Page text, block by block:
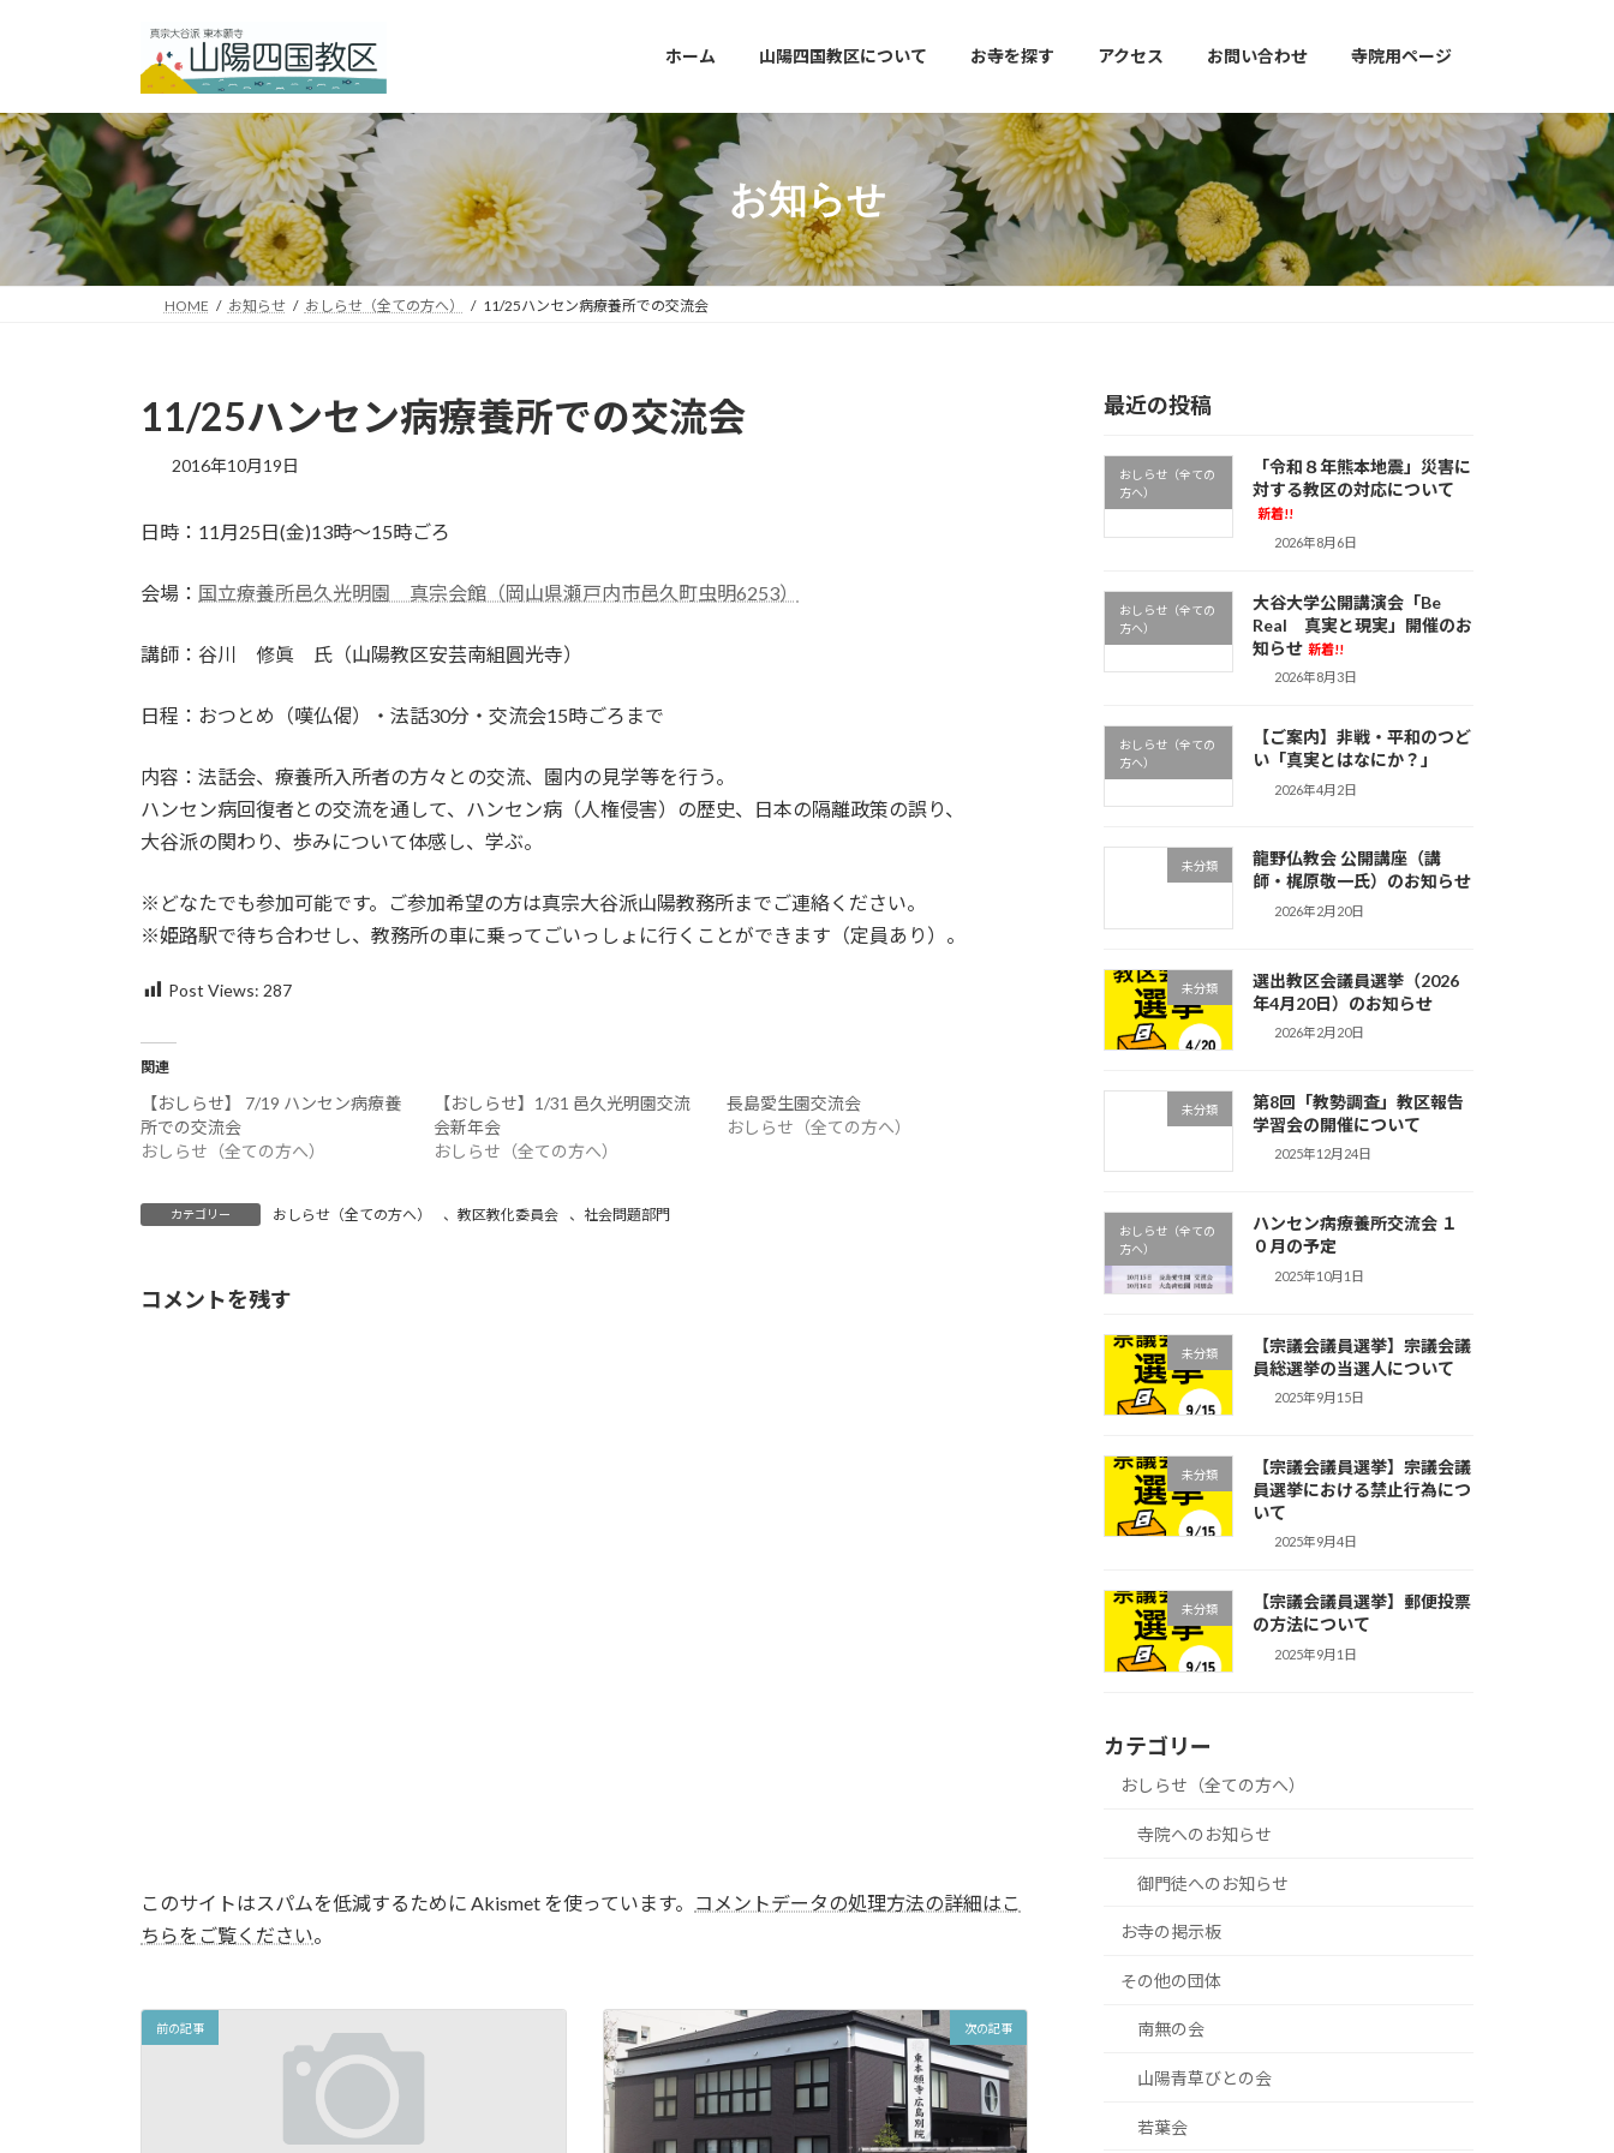
ツ
へ
シ
ョ
ホーム 山陽四国教区について お寺を探す アクセス お問い合わせ 寺院用ページ
お知らせ
HOME お知らせ おしらせ（全ての方へ） 11/25ハンセン病療養所での交流会
11/25ハンセン病療養所での交流会
2016年10月19日
日時：11月25日(金)13時～15時ごろ
会場： 国立療養所邑久光明園 真宗会館（岡山県瀬戸内市邑久町虫明6253）
講師：谷川 修眞 氏（山陽教区安芸南組圓光寺）
日程：おつとめ（嘆仏偈）・法話30分・交流会15時ごろまで
内容：法話会、療養所入所者の方々との交流、園内の見学等を行う。
ハンセン病回復者との交流を通して、ハンセン病（人権侵害）の歴史、日本の隔離政策の誤り、
大谷派の関わり、歩みについて体感し、学ぶ。
※どなたでも参加可能です。ご参加希望の方は真宗大谷派山陽教務所までご連絡ください。
※姫路駅で待ち合わせし、教務所の車に乗ってごいっしょに行くことができます（定員あり）。
Post Views: 287
関連
【おしらせ】 7/19 ハンセン病療養
所での交流会
おしらせ（全ての方へ）
【おしらせ】1/31 邑久光明園交流
会新年会
おしらせ（全ての方へ）
長島愛生園交流会
おしらせ（全ての方へ）
カテゴリー おしらせ（全ての方へ） 、 教区教化委員会 、 社会問題部門
コメントを残す
このサイトはスパムを低減するために Akismet を使っています。
コメントデータの処理方法の詳細はこ
ちらをご覧ください。
前の記事 次の記事
最近の投稿
おしらせ（全ての
方へ）
「令和８年熊本地震」災害に
対する教区の対応について
新着!!
2026年8月6日
おしらせ（全ての
方へ）
大谷大学公開講演会「Be
Real 真実と現実」開催のお
知らせ 新着!!
2026年8月3日
おしらせ（全ての
方へ）
【ご案内】非戦・平和のつど
い「真実とはなにか？」
2026年4月2日
未分類
龍野仏教会 公開講座（講
師・梶原敬一氏）のお知らせ
2026年2月20日
未分類
選出教区会議員選挙（2026
年4月20日）のお知らせ
2026年2月20日
未分類
第8回「教勢調査」教区報告
学習会の開催について
2025年12月24日
おしらせ（全ての
方へ）
ハンセン病療養所交流会 １
０月の予定
2025年10月1日
未分類
【宗議会議員選挙】宗議会議
員総選挙の当選人について
2025年9月15日
未分類
【宗議会議員選挙】宗議会議
員選挙における禁止行為につ
いて
2025年9月4日
未分類
【宗議会議員選挙】郵便投票
の方法について
2025年9月1日
カテゴリー
おしらせ（全ての方へ）
寺院へのお知らせ
御門徒へのお知らせ
お寺の掲示板
その他の団体
南無の会
山陽青草びとの会
若葉会